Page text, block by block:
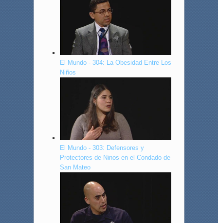
El Mundo - 304: La Obesidad Entre Los
Niños
El Mundo - 303: Defensores y
Protectores de Ninos en el Condado de
San Mateo